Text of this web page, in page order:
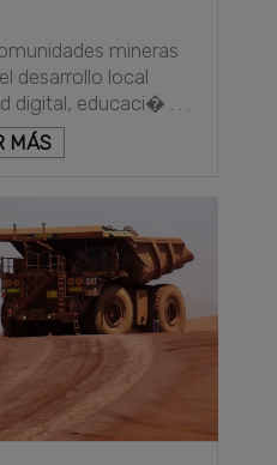
mineras
desarrollo local
digital, educaci� . . .
MÁS